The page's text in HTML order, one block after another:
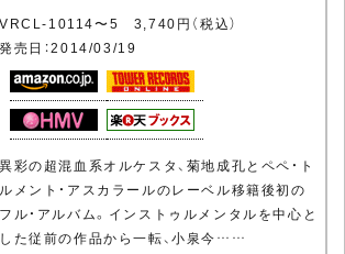
VRCL-10114〜5 3,740円（税込）
発売日：2014/03/19
異彩の超混血系オルケスタ、菊地成孔とペペ・ト
ルメント・アスカラールのレーベル移籍後初の
フル・アルバム。インストゥルメンタルを中心と
した従前の作品から一転、小泉今……